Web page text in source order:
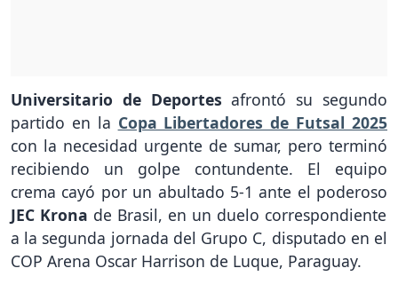
Universitario de Deportes afrontó su segundo
partido en la Copa Libertadores de Futsal 2025
con la necesidad urgente de sumar, pero terminó
recibiendo un golpe contundente. El equipo
crema cayó por un abultado 5-1 ante el poderoso
JEC Krona de Brasil, en un duelo correspondiente
a la segunda jornada del Grupo C, disputado en el
COP Arena Oscar Harrison de Luque, Paraguay.